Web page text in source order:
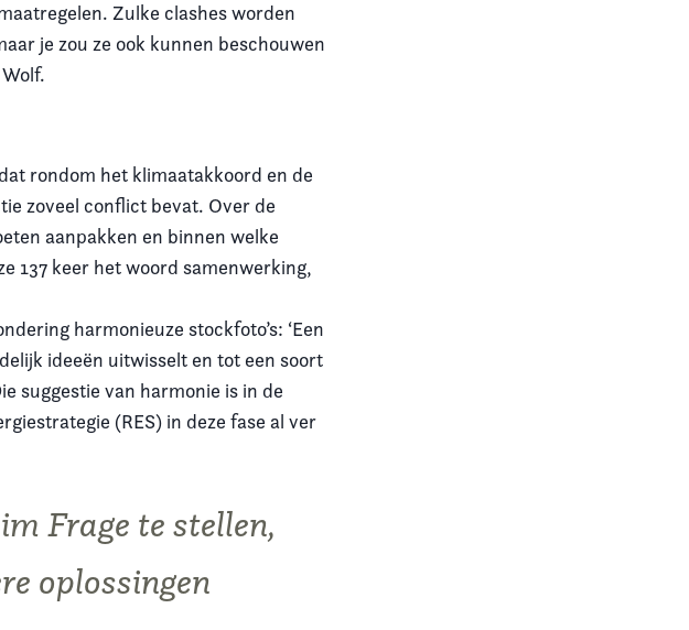
Zulke clashes worden
je zou ze ook kunnen beschouwen
rondom het klimaatakkoord en de
zoveel conflict bevat. Over de
aanpakken en binnen welke
137 keer het woord samenwerking,
harmonieuze stockfoto’s: ‘Een
ideeën uitwisselt en tot een soort
suggestie van harmonie is in de
(RES) in deze fase al ver
im Frage te stellen,
oplossingen